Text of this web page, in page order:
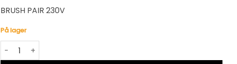
BRUSH PAIR 230V
På lager
BRUSH PAIR 230V antall
Alternative: